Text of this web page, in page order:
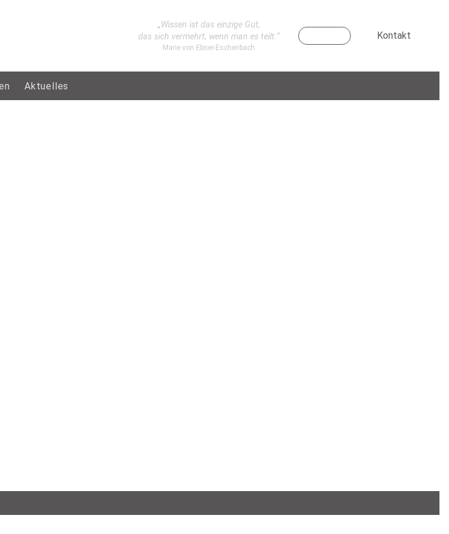
„Wissen ist das einzige Gut,
das sich vermehrt, wenn man es teilt.“
Marie von Ebner-Eschenbach
Kontakt
Aktuelles